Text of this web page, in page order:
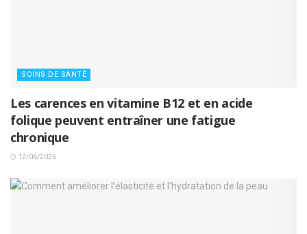
SOINS DE SANTÉ
Les carences en vitamine B12 et en acide
folique peuvent entraîner une fatigue
chronique
12/06/2026